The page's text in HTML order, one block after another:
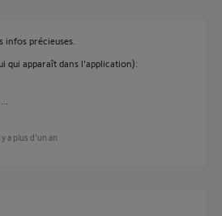
infos précieuses.
qui apparaît dans l'application):
y a plus d'un an